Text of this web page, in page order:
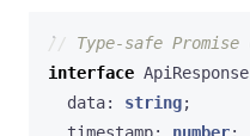
interface ApiResponse
data: string;
timestamp: number;